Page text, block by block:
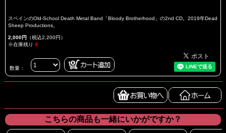
スペインのOld-School Death Metal Band「Bloody Brotherhood」の2nd CD。2019年Dead
Sheep Productions。
2,000円 （税込2,200円）
※在庫残り 4
数量：
こちらの商品も一緒にいかがですか？